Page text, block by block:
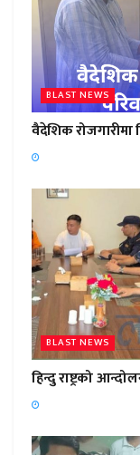
BLAST NEWS
वैदेशिक रोजगारीमा
BLAST NEWS
हिन्दु राष्ट्रको